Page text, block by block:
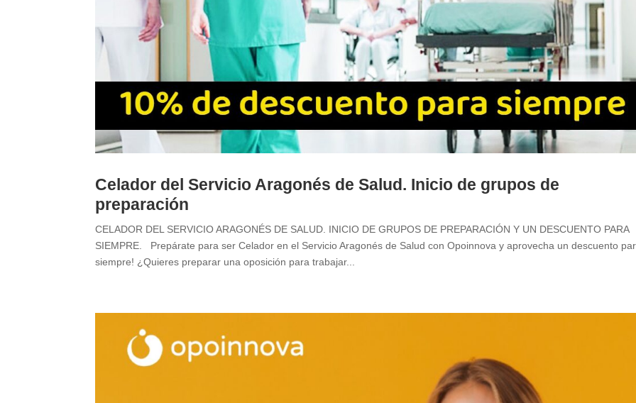
Celador del Servicio Aragonés de Salud. Inicio de grupos de
preparación
CELADOR DEL SERVICIO ARAGONÉS DE SALUD. INICIO DE GRUPOS DE PREPARACIÓN Y UN DESCUENTO PARA
SIEMPRE. Prepárate para ser Celador en el Servicio Aragonés de Salud con Opoinnova y aprovecha un descuento
siempre! ¿Quieres preparar una oposición para trabajar...